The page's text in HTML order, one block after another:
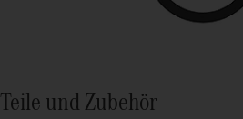
Teile und Zubehör